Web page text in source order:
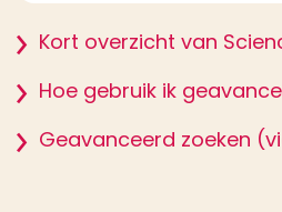
Kort overzicht van
Hoe gebruik ik
Geavanceerd zoeken